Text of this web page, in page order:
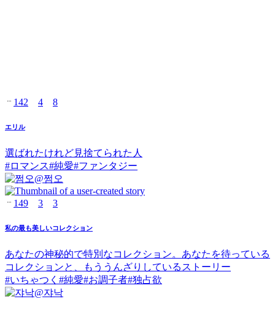
142 4 8
エリル
選ばれたけれど見捨てられた人
#ロマンス#純愛#ファンタジー
@쩜오
149 3 3
私の最も美しいコレクション
あなたの神秘的で特別なコレクション。あなたを待っている
コレクションと、もううんざりしているストーリー
#いちゃつく #純愛#お調子者#独占欲
@쟈낙